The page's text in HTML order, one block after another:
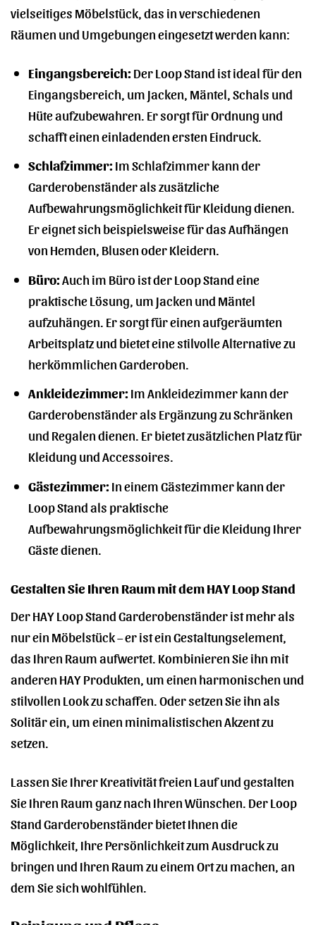
vielseitiges Möbelstück, das in verschiedenen
Räumen und Umgebungen eingesetzt werden kann:
Eingangsbereich:Der Loop Stand ist ideal für den
Eingangsbereich, um Jacken, Mäntel, Schals und
Hüte aufzubewahren. Er sorgt für Ordnung und
schafft einen einladenden ersten Eindruck.
Schlafzimmer:Im Schlafzimmer kann der
Garderobenständer als zusätzliche
Aufbewahrungsmöglichkeit für Kleidung dienen.
Er eignet sich beispielsweise für das Aufhängen
von Hemden, Blusen oder Kleidern.
Büro:Auch im Büro ist der Loop Stand eine
praktische Lösung, um Jacken und Mäntel
aufzuhängen. Er sorgt für einen aufgeräumten
Arbeitsplatz und bietet eine stilvolle Alternative zu
herkömmlichen Garderoben.
Ankleidezimmer:Im Ankleidezimmer kann der
Garderobenständer als Ergänzung zu Schränken
und Regalen dienen. Er bietet zusätzlichen Platz für
Kleidung und Accessoires.
Gästezimmer:In einem Gästezimmer kann der
Loop Stand als praktische
Aufbewahrungsmöglichkeit für die Kleidung Ihrer
Gäste dienen.
Gestalten Sie Ihren Raum mit dem HAY Loop Stand
Der HAY Loop Stand Garderobenständer ist mehr als
nur ein Möbelstück – er ist ein Gestaltungselement,
das Ihren Raum aufwertet. Kombinieren Sie ihn mit
anderen HAY Produkten, um einen harmonischen und
stilvollen Look zu schaffen. Oder setzen Sie ihn als
Solitär ein, um einen minimalistischen Akzent zu
setzen.
Lassen Sie Ihrer Kreativität freien Lauf und gestalten
Sie Ihren Raum ganz nach Ihren Wünschen. Der Loop
Stand Garderobenständer bietet Ihnen die
Möglichkeit, Ihre Persönlichkeit zum Ausdruck zu
bringen und Ihren Raum zu einem Ort zu machen, an
dem Sie sich wohlfühlen.